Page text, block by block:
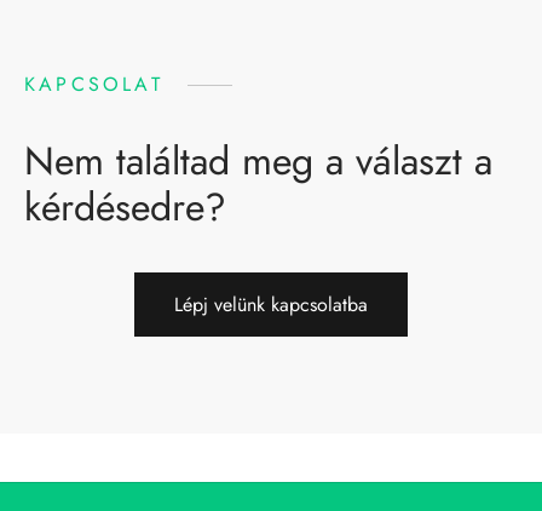
KAPCSOLAT
Nem találtad meg a választ a
kérdésedre?
Lépj velünk kapcsolatba